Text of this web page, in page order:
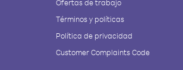
Ofertas de trabajo
Términos y políticas
Política de privacidad
Customer Complaints Code